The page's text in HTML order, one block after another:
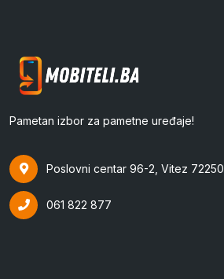
Pametan izbor za pametne uređaje!
Poslovni centar 96-2, Vitez 72250
061 822 877